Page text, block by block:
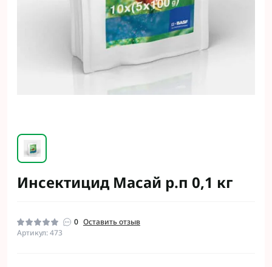
Инсектицид Масай р.п 0,1 кг
0 Оставить отзыв
Артикул: 473